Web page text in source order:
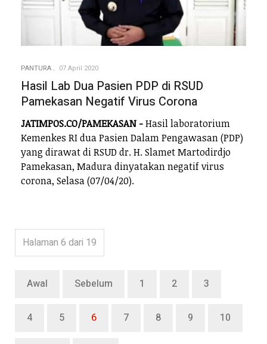
PANTURA 07 April 2020
Hasil Lab Dua Pasien PDP di RSUD
Pamekasan Negatif Virus Corona
JATIMPOS.CO/PAMEKASAN -Hasil laboratorium
Kemenkes RI dua Pasien Dalam Pengawasan (PDP)
yang dirawat di RSUD dr. H. Slamet Martodirdjo
Pamekasan, Madura dinyatakan negatif virus
corona, Selasa (07/04/20).
Halaman 6 dari 19
Awal Sebelum 1 2 3
4 5 6 7 8 9 10